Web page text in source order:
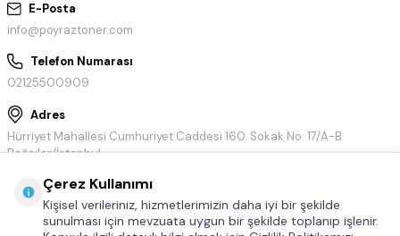
E-Posta
info@poyraztoner.com
Telefon Numarası
02125500909
Adres
Hürriyet Mahallesi Cumhuriyet Caddesi 160. Sokak No: 17/A-B
Bağcılar/İstanbul
Çerez Kullanımı
Kişisel verileriniz, hizmetlerimizin daha iyi bir şekilde
sunulması için mevzuata uygun bir şekilde toplanıp işlenir.